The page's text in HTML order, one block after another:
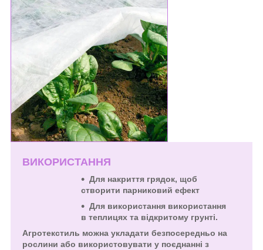
ВИКОРИСТАННЯ
Для накриття грядок, щоб
створити парниковий ефект
Для використання використання
в теплицях та відкритому грунті.
Агротекстиль можна укладати безпосередньо на
рослини або використовувати у поєднанні з